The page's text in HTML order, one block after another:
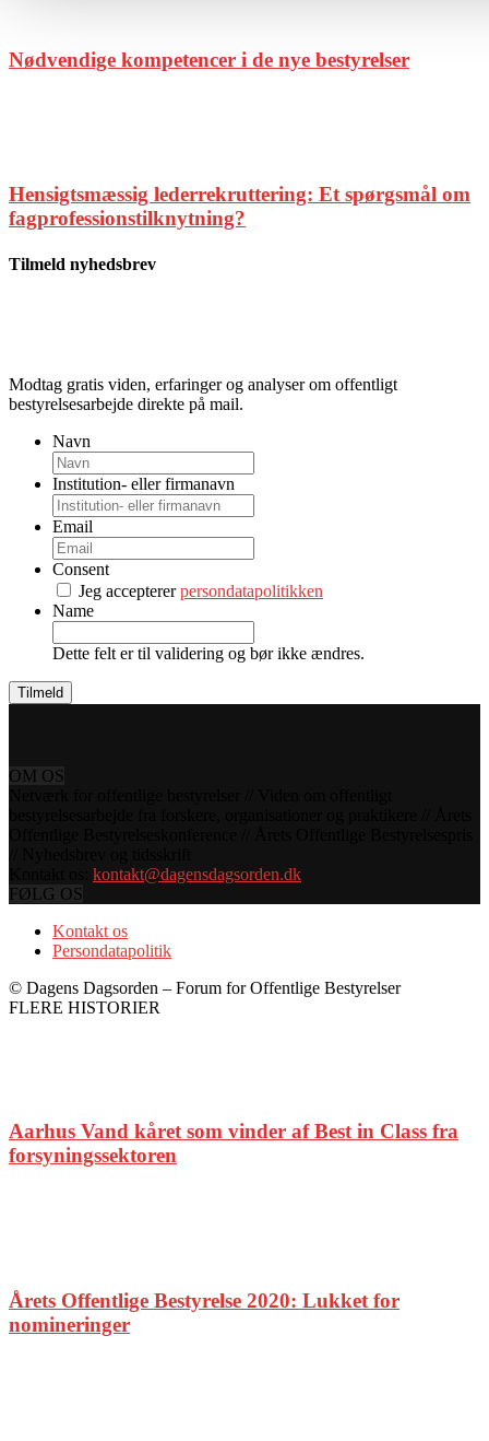
Nødvendige kompetencer i de nye bestyrelser
Hensigtsmæssig lederrekruttering: Et spørgsmål om
fagprofessionstilknytning?
Tilmeld nyhedsbrev
Modtag gratis viden, erfaringer og analyser om offentligt
bestyrelsesarbejde direkte på mail.
Navn
Institution- eller firmanavn
Email
Consent
Jeg acceptererpersondatapolitikken
Name
Dette felt er til validering og bør ikke ændres.
OM OS
kontakt@dagensdagsorden.dk
FØLG OS
Kontakt os
Persondatapolitik
© Dagens Dagsorden – Forum for Offentlige Bestyrelser
FLERE HISTORIER
Aarhus Vand kåret som vinder af Best in Class fra
forsyningssektoren
Årets Offentlige Bestyrelse 2020: Lukket for
nomineringer